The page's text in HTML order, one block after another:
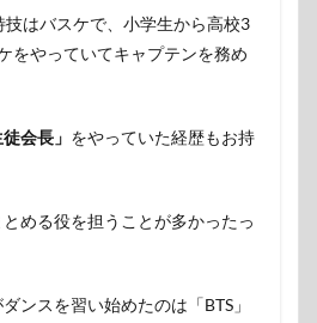
技はバスケで、小学生から高校3
をやっていてキャプテンを務め
会長」 をやっていた経歴もお持
める役を担うことが多かったっ
ンスを習い始めたのは「BTS」